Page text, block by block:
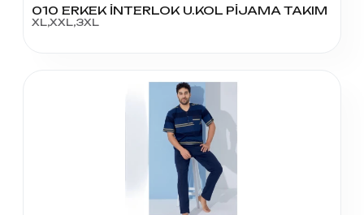
010 ERKEK İNTERLOK U.KOL PİJAMA TAKIM
XL,XXL,3XL